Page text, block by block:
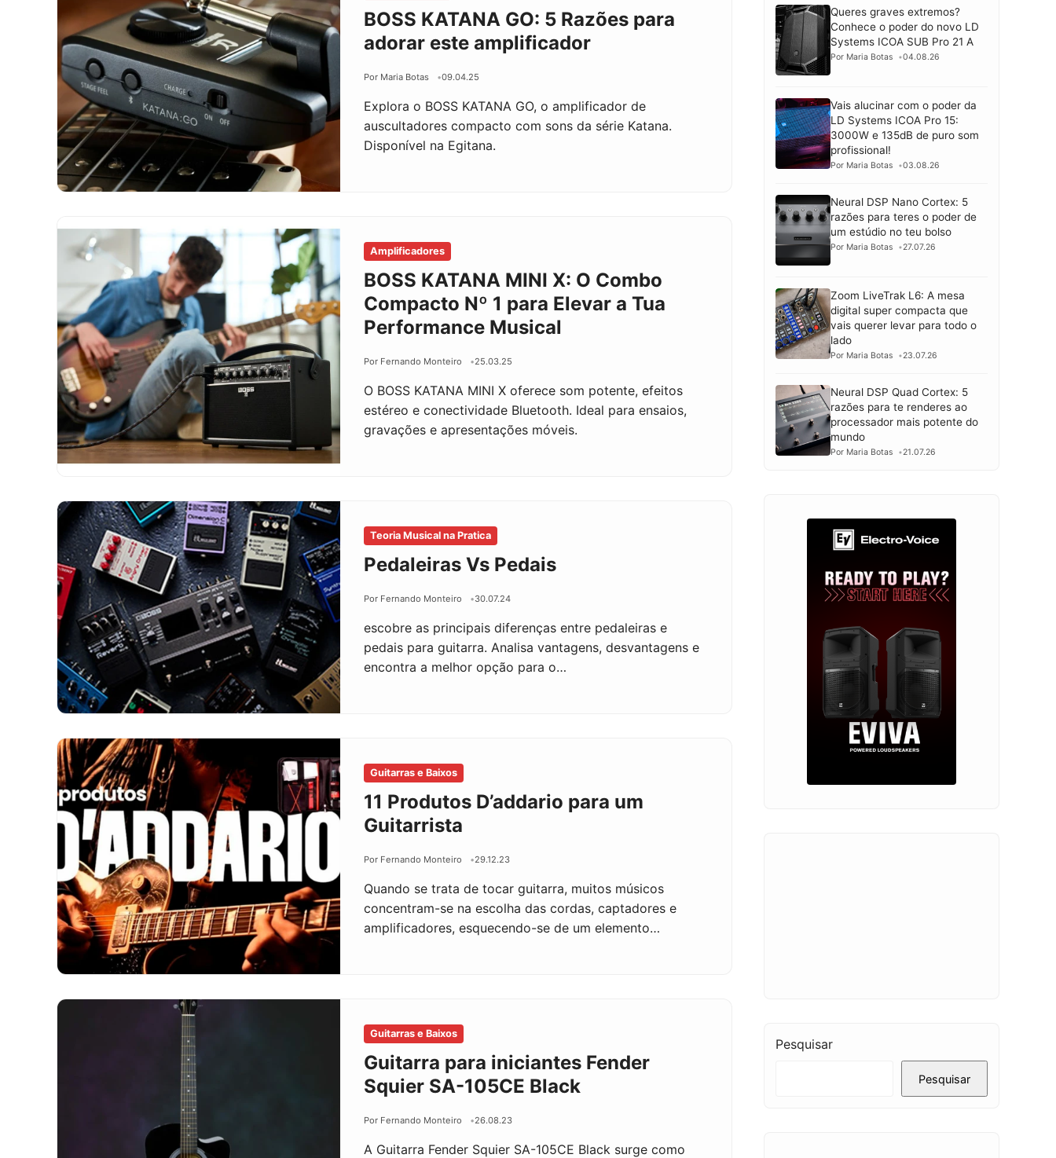
BOSS KATANA GO: 5 Razões para
adorar este amplificador
Por Maria Botas 09.04.25
Explora o BOSS KATANA GO, o amplificador de
auscultadores compacto com sons da série Katana.
Disponível na Egitana.
Amplificadores
BOSS KATANA MINI X: O Combo
Compacto Nº 1 para Elevar a Tua
Performance Musical
Por Fernando Monteiro 25.03.25
O BOSS KATANA MINI X oferece som potente, efeitos
estéreo e conectividade Bluetooth. Ideal para ensaios,
gravações e apresentações móveis.
Teoria Musical na Pratica
Pedaleiras Vs Pedais
Por Fernando Monteiro 30.07.24
escobre as principais diferenças entre pedaleiras e
pedais para guitarra. Analisa vantagens, desvantagens e
encontra a melhor opção para o…
Guitarras e Baixos
11 Produtos D’addario para um
Guitarrista
Por Fernando Monteiro 29.12.23
Quando se trata de tocar guitarra, muitos músicos
concentram-se na escolha das cordas, captadores e
amplificadores, esquecendo-se de um elemento…
Guitarras e Baixos
Guitarra para iniciantes Fender
Squier SA-105CE Black
Por Fernando Monteiro 26.08.23
A Guitarra Fender Squier SA-105CE Black surge como
Queres graves extremos?
Conhece o poder do novo LD
Systems ICOA SUB Pro 21 A
Por Maria Botas 04.08.26
Vais alucinar com o poder da
LD Systems ICOA Pro 15:
3000W e 135dB de puro som
profissional!
Por Maria Botas 03.08.26
Neural DSP Nano Cortex: 5
razões para teres o poder de
um estúdio no teu bolso
Por Maria Botas 27.07.26
Zoom LiveTrak L6: A mesa
digital super compacta que
vais querer levar para todo o
lado
Por Maria Botas 23.07.26
Neural DSP Quad Cortex: 5
razões para te renderes ao
processador mais potente do
mundo
Por Maria Botas 21.07.26
Pesquisar
Pesquisar